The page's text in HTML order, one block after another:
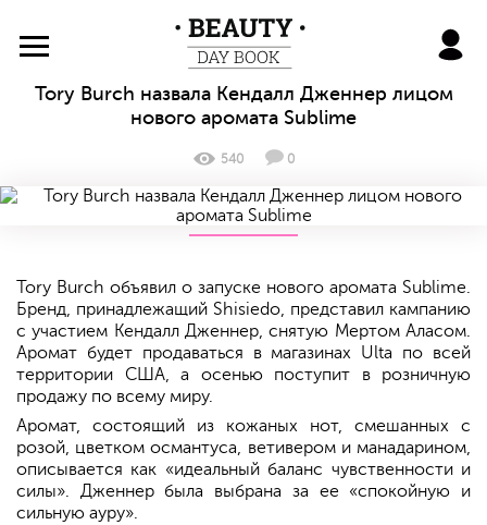
BeautyDayBook
Tory Burch назвала Кендалл Дженнер лицом
нового аромата Sublime
540 0
Tory Burch объявил о запуске нового аромата Sublime.
Бренд, принадлежащий Shisiedo, представил кампанию
с участием Кендалл Дженнер, снятую Мертом Аласом.
Аромат будет продаваться в магазинах Ulta по всей
территории США, а осенью поступит в розничную
продажу по всему миру.
Аромат, состоящий из кожаных нот, смешанных с
розой, цветком османтуса, ветивером и манадарином,
описывается как «идеальный баланс чувственности и
силы». Дженнер была выбрана за ее «спокойную и
сильную ауру».